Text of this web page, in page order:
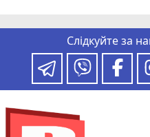
Слідкуйте за